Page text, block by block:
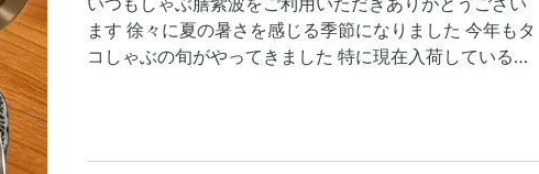
ます 徐々に夏の暑さを感じる季節になりました 今年もタ
コしゃぶの旬がやってきました 特に現在入荷しているタ
みください